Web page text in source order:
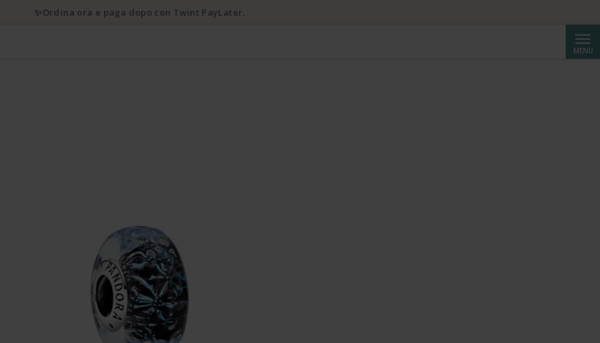
MENU
✨Ordina ora e paga dopo con Twint PayLater.